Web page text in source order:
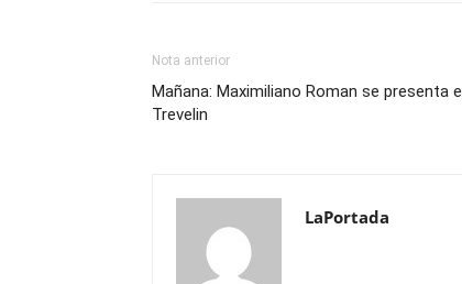
Nota anterior
Mañana: Maximiliano Roman se presenta
Trevelin
LaPortada